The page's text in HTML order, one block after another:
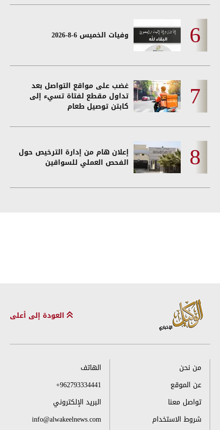
وفيات الخميس 6-8-2026
غضب على مواقع التواصل بعد
تداول مقطع لفتاة تسيء إلى
كابتن توصيل طعام
إعلان هام من إدارة الترخيص حول
الفحص العملي للسواقين
العودة إلى أعلى
من نحن
عن الموقع
تواصل معنا
شروط الاستخدام
الهاتف
+962793334441
البريد الإلكتروني
info@alwakeelnews.com